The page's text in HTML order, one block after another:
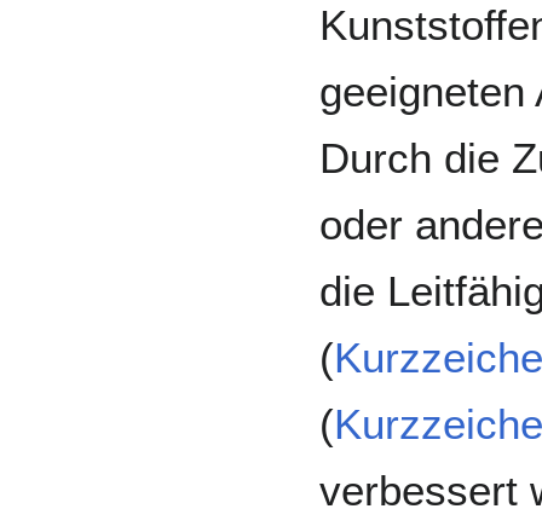
Durch die
oder
die
(
(
verbessert